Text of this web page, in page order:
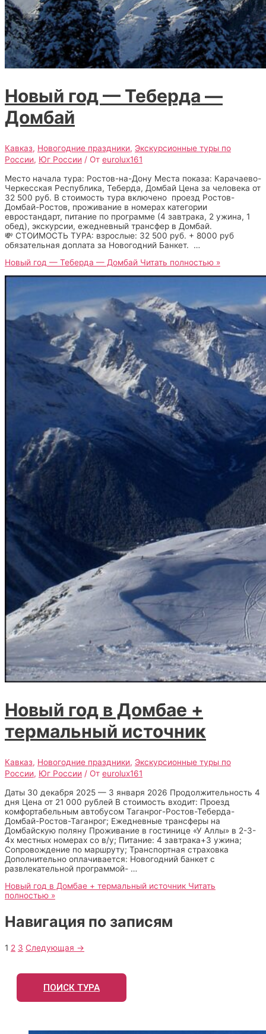
Новый год — Теберда —
Домбай
Кавказ, Новогодние праздники, Экскурсионные туры по
России, Юг России / От eurolux161
Место начала тура: Ростов-на-Дону Места показа: Карачаево-
Черкесская Республика, Теберда, Домбай Цена за человека от
32 500 руб. В стоимость тура включено проезд Ростов-
Домбай-Ростов, проживание в номерах категории
евростандарт, питание по программе (4 завтрака, 2 ужина, 1
обед), экскурсии, ежедневный трансфер в Домбай.
💸 СТОИМОСТЬ ТУРА: взрослые: 32 500 руб. + 8000 руб
обязательная доплата за Новогодний Банкет. …
Новый год — Теберда — Домбай Читать полностью »
Новый год в Домбае +
термальный источник
Кавказ, Новогодние праздники, Экскурсионные туры по
России, Юг России / От eurolux161
Даты 30 декабря 2025 — 3 января 2026 Продолжительность 4
дня Цена от 21 000 рублей В стоимость входит: Проезд
комфортабельным автобусом Таганрог-Ростов-Теберда-
Домбай-Ростов-Таганрог; Ежедневные трансферы на
Домбайскую поляну Проживание в гостинице «У Аллы» в 2-3-
4х местных номерах со в/у; Питание: 4 завтрака+3 ужина;
Сопровождение по маршруту; Транспортная страховка
Дополнительно оплачивается: Новогодний банкет с
развлекательной программой- …
Новый год в Домбае + термальный источник Читать
полностью »
Навигация по записям
1 2 3 Следующая →
ПОИСК ТУРА